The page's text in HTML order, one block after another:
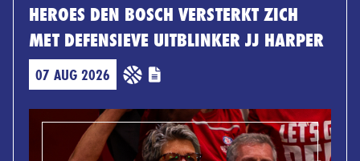
HEROES DEN BOSCH VERSTERKT ZICH
MET DEFENSIEVE UITBLINKER JJ HARPER
07 AUG 2026